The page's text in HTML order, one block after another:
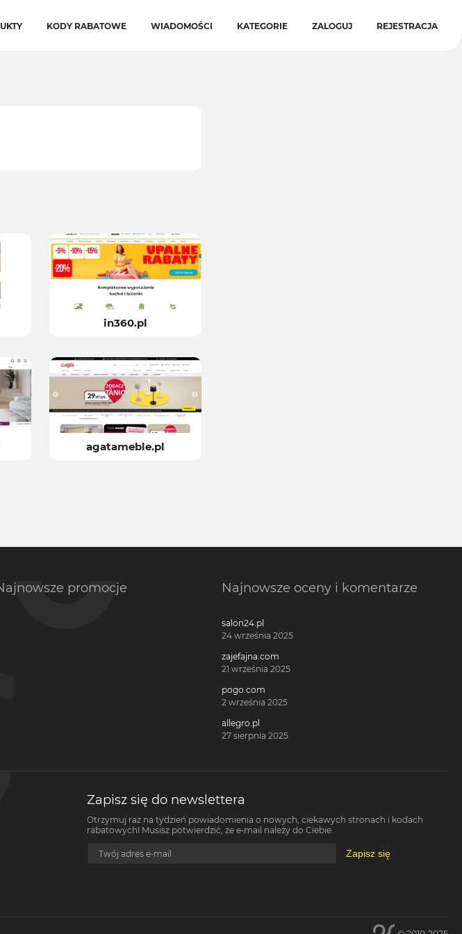
KODY RABATOWE WIADOMOŚCI KATEGORIE ZALOGUJ REJESTRACJA
in360.pl
agatameble.pl
promocje Najnowsze oceny i komentarze
salon24.pl
24 września 2025
zajefajna.com
21 września 2025
pogo.com
2 września 2025
allegro.pl
27 sierpnia 2025
Zapisz się do newslettera
Otrzymuj raz na tydzień powiadomienia o nowych, ciekawych stronach i kodach
rabatowych! Musisz potwierdzić, że e-mail należy do Ciebie.
Twój adres e-mail Zapisz się